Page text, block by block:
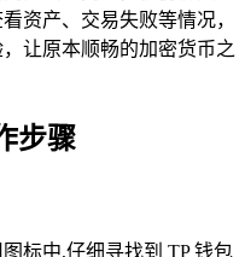
资产、交易失败等情况，
让原本顺畅的加密货币之
步骤
标中,仔细寻找到 TP 钱包